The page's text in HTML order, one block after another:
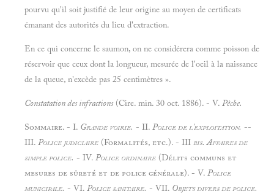
pourvu qu'il soit justifié de leur origine au moyen de certificats
émanant des autorités du lieu d'extraction.
En ce qui concerne le saumon, on ne considérera comme poisson de
réservoir que ceux dont la longueur, mesurée de l'oeil à la naissance
de la queue, n'excède pas 25 centimètres ».
Constatation des infractions (Cire. min. 30 oct. 1886). - V. Pêche.
Sommaire. - I. Grande voirie. - II. Police de l'exploitation. --
III. Police judiciaire (Formalités, etc.). - III bis. Affaires de
simple police. - IV. Police ordinaire (Délits communs et
mesures de sûreté et de police générale). - V. Police
municipale. - VI. Police sanitaire. - VII. Objets divers de police.